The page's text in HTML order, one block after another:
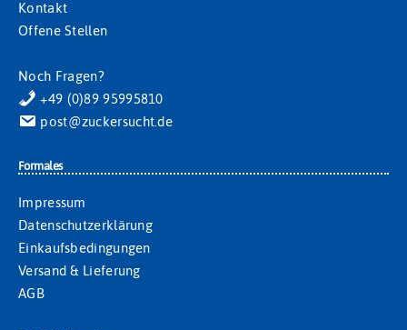
Kontakt
Offene Stellen
Noch Fragen?
+49 (0)89 95995810
post@zuckersucht.de
Formales
Impressum
Datenschutzerklärung
Einkaufsbedingungen
Versand & Lieferung
AGB